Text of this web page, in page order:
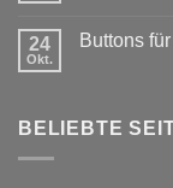
Buttons
24
Okt.
Buttons
für
BELIEBTE